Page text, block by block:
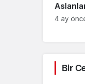
4 ay
Bir